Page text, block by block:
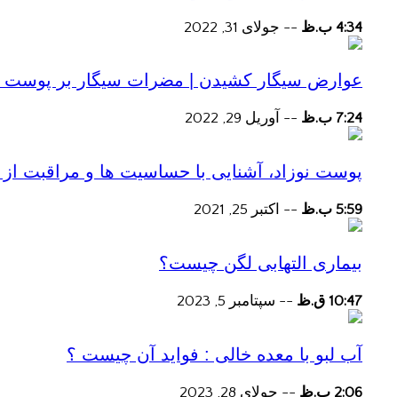
4:34 ب.ظ -- جولای 31, 2022
عوارض سیگار کشیدن | مضرات سیگار بر پوست و
7:24 ب.ظ -- آوریل 29, 2022
پوست نوزاد، آشنایی با حساسیت ها و مراقبت
5:59 ب.ظ -- اکتبر 25, 2021
بیماری التهابی لگن چیست؟
10:47 ق.ظ -- سپتامبر 5, 2023
آب لبو با معده خالی : فواید آن چیست ؟
2:06 ب.ظ -- جولای 28, 2023